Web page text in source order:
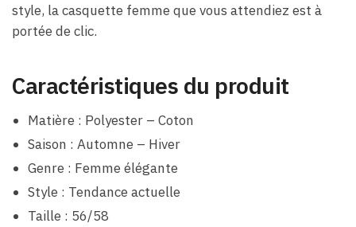
style, la casquette femme que vous attendiez est à
portée de clic.
Caractéristiques du produit
Matière : Polyester – Coton
Saison : Automne – Hiver
Genre : Femme élégante
Style : Tendance actuelle
Taille : 56/58